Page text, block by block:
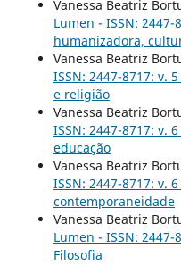
Vanessa Beatriz
Lumen - ISSN: 2447-
humanizadora,
Vanessa Beatriz
ISSN: 2447-8717: v.
e religião
Vanessa Beatriz
ISSN: 2447-8717: v.
educação
Vanessa Beatriz
ISSN: 2447-8717: v.
contemporaneidade
Vanessa Beatriz
Lumen - ISSN:
Filosofia